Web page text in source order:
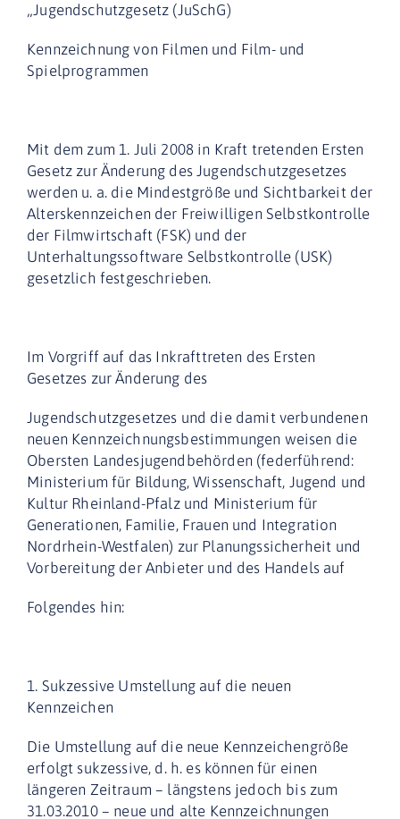
„Jugendschutzgesetz (JuSchG)
Kennzeichnung von Filmen und Film- und
Spielprogrammen
Mit dem zum 1. Juli 2008 in Kraft tretenden Ersten
Gesetz zur Änderung des Jugendschutzgesetzes
werden u. a. die Mindestgröße und Sichtbarkeit der
Alterskennzeichen der Freiwilligen Selbstkontrolle
der Filmwirtschaft (FSK) und der
Unterhaltungssoftware Selbstkontrolle (USK)
gesetzlich festgeschrieben.
Im Vorgriff auf das Inkrafttreten des Ersten
Gesetzes zur Änderung des
Jugendschutzgesetzes und die damit verbundenen
neuen Kennzeichnungsbestimmungen weisen die
Obersten Landesjugendbehörden (federführend:
Ministerium für Bildung, Wissenschaft, Jugend und
Kultur Rheinland-Pfalz und Ministerium für
Generationen, Familie, Frauen und Integration
Nordrhein-Westfalen) zur Planungssicherheit und
Vorbereitung der Anbieter und des Handels auf
Folgendes hin:
1. Sukzessive Umstellung auf die neuen
Kennzeichen
Die Umstellung auf die neue Kennzeichengröße
erfolgt sukzessive, d. h. es können für einen
längeren Zeitraum – längstens jedoch bis zum
31.03.2010 – neue und alte Kennzeichnungen